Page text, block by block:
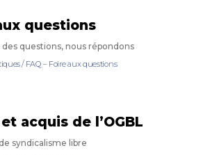
questions
questions, nous répondons
/ FAQ – Foire aux questions
acquis de l’OGBL
syndicalisme libre